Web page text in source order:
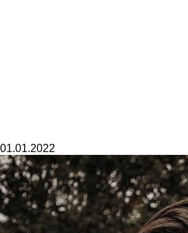
01.01.2022